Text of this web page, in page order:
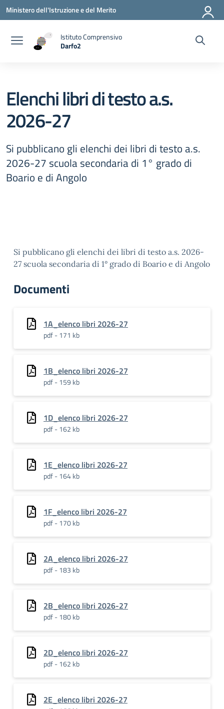
Vai ai contenuti
Vai al menu di navigazione
Vai al footer
Ministero dell'Istruzione e del Merito
Istituto Comprensivo
Darfo2
Elenchi libri di testo a.s.
2026-27
Si pubblicano gli elenchi dei libri di testo a.s.
2026-27 scuola secondaria di 1° grado di
Boario e di Angolo
Si pubblicano gli elenchi dei libri di testo a.s. 2026-
27 scuola secondaria di 1° grado di Boario e di Angolo
Documenti
1A_elenco libri 2026-27
pdf - 171 kb
1B_elenco libri 2026-27
pdf - 159 kb
1D_elenco libri 2026-27
pdf - 162 kb
1E_elenco libri 2026-27
pdf - 164 kb
1F_elenco libri 2026-27
pdf - 170 kb
2A_elenco libri 2026-27
pdf - 183 kb
2B_elenco libri 2026-27
pdf - 180 kb
2D_elenco libri 2026-27
pdf - 162 kb
2E_elenco libri 2026-27